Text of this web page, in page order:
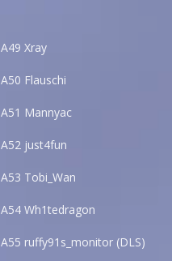
A49 Xray
A50 Flauschi
A51 Mannyac
A52 just4fun
A53 Tobi_Wan
A54 Wh1tedragon
A55 ruffy91s_monitor (DLS)